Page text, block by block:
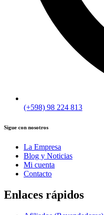
(+598) 98 224 813
Sigue con nosotros
La Empresa
Blog y Noticias
Mi cuenta
Contacto
Enlaces rápidos